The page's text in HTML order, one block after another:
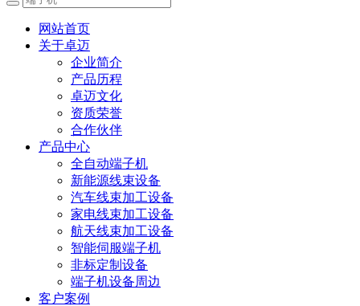
网站首页
关于卓迈
企业简介
产品历程
卓迈文化
资质荣誉
合作伙伴
产品中心
全自动端子机
新能源线束设备
汽车线束加工设备
家电线束加工设备
航天线束加工设备
智能伺服端子机
非标定制设备
端子机设备周边
客户案例